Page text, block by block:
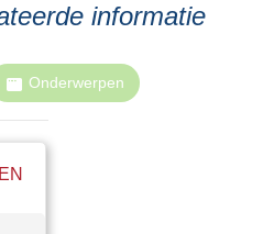
informatie
Onderwerpen